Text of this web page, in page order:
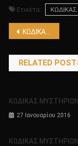
Ετικέτα:
Πλοήγηση
άρθρων
ΚΩΔΙΚΑΣ ΜΥΣΤΗΡΙΩΝ 8-8-2015
RELATED
ΚΩΔΙΚΑΣ
27 Ιανουαρίου 2016
ΚΩΔΙΚΑΣ